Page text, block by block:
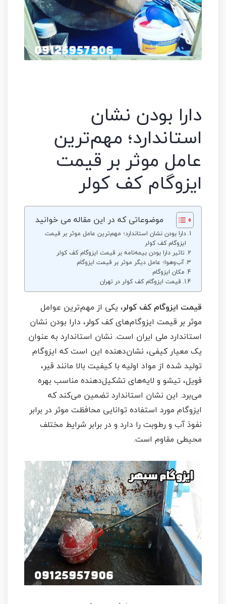
دارا بودن نشان
استاندارد؛ مهم‌ترین
عامل موثر بر قیمت
ایزوگام کف کولر
موضوعاتی که در این مقاله می خوانید
دارا بودن نشان استاندارد؛ مهم‌ترین عامل موثر بر قیمت
ایزوگام کف کولر
تاثیر دارا بودن بیمه‌نامه بر قیمت ایزوگام کف کولر
آب‌وهوا؛ عامل دیگر موثر بر قیمت ایزوگام
مکان ایزوگام
قیمت ایزوگام کف کولر در تهران
قیمت ایزوگام کف کولر، یکی از مهم‌ترین عوامل
موثر بر قیمت ایزوگام‌های کف کولر، دارا بودن نشان
استاندارد ملی ایران است. نشان استاندارد به عنوان
یک معیار کیفی، نشان‌دهنده این است که ایزوگام
تولید شده از مواد اولیه با کیفیت بالا مانند قیر،
فویل، تیشو و لایه‌های تشکیل‌دهنده مناسب بهره
می‌برد. این نشان استاندارد تضمین می‌کند که
ایزوگام مورد استفاده توانایی محافظت موثر در برابر
نفوذ آب و رطوبت را دارد و در برابر شرایط مختلف
محیطی مقاوم است.